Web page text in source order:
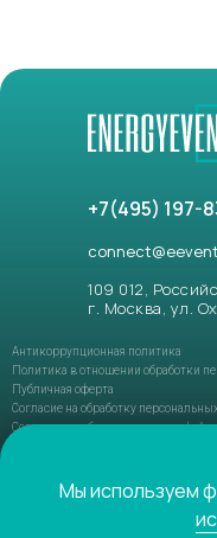
© 2021-2026
109 012,
г. Москва, ул.
+7(495) 197-
Антикоррупционная политика
Политика в отношении обработки
Публичная оферта
Согласие на обработку
Соглашение об использовании
Мы используем